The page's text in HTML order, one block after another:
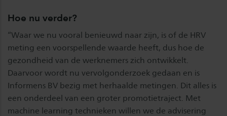
Hoe nu verder?
“Waar we nu vooral benieuwd naar zijn, is of de HRV
meting een voorspellende waarde heeft, dus hoe de
gezondheid van de werknemers zich ontwikkelt.
Daarvoor wordt nu vervolgonderzoek gedaan en is
Informens BV bezig met herhaalde metingen. Dit alles is
een onderdeel van een groter promotietraject. Met
machine learning technieken willen we de advisering